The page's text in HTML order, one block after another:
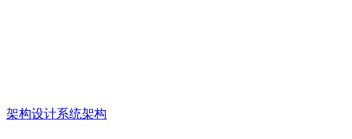
架构设计系统架构